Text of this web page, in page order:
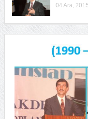
04 Ara, 2015